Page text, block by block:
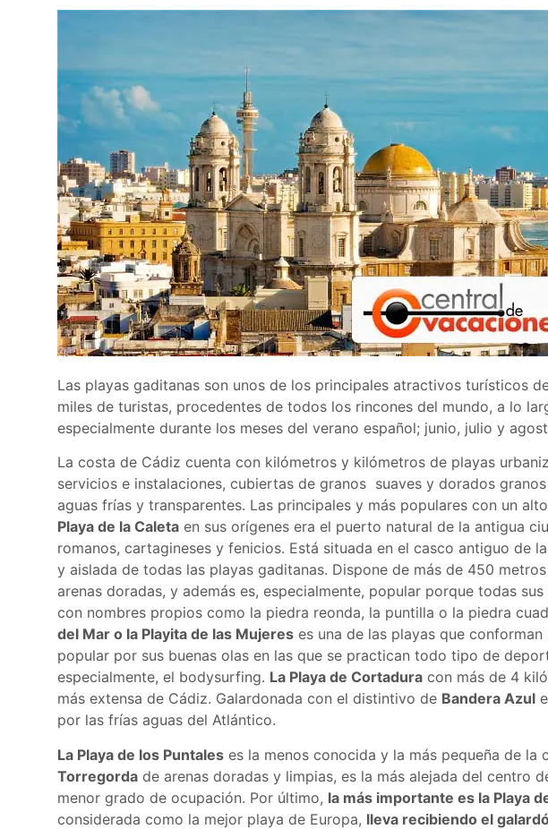
Las playas gaditanas son unos de los principales atractivos turísticos
miles de turistas, procedentes de todos los rincones del mundo, a lo
especialmente durante los meses del verano español; junio, julio y
La costa de Cádiz cuenta con kilómetros y kilómetros de playas
servicios e instalaciones, cubiertas de granos suaves y dorados
aguas frías y transparentes. Las principales y más populares con un
Playa de la Caletaen sus orígenes era el puerto natural de la antigua
romanos, cartagineses y fenicios. Está situada en el casco antiguo de
y aislada de todas las playas gaditanas. Dispone de más de 450
arenas doradas, y además es, especialmente, popular porque todas
con nombres propios como la piedra reonda, la puntilla o la piedra
del Mar o la Playita de las Mujereses una de las playas que
popular por sus buenas olas en las que se practican todo tipo de
especialmente, el bodysurfing. La Playa de Cortaduracon más de 4
más extensa de Cádiz. Galardonada con el distintivo de Bandera Azul
por las frías aguas del Atlántico.
La Playa de los Puntaleses la menos conocida y la más pequeña de la
Torregordade arenas doradas y limpias, es la más alejada del centro
menor grado de ocupación. Por último, la más importante es la Playa
considerada como la mejor playa de Europa, lleva recibiendo el